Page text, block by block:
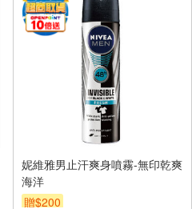
妮維雅男止汗爽身噴霧-無印乾爽
海洋
贈$200